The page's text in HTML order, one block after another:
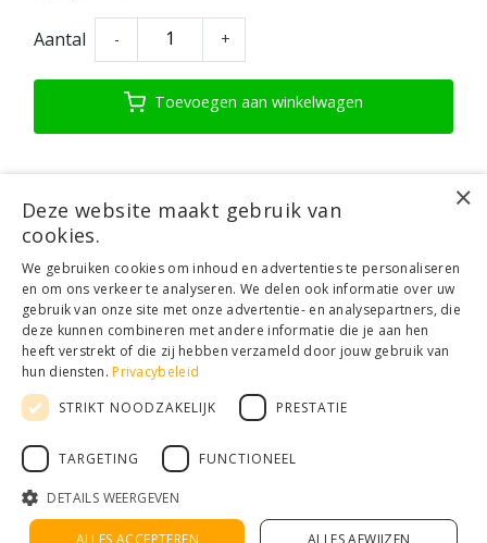
Aantal - +
Toevoegen aan winkelwagen
Product informatie
Klantenservice
Mijn account
Categorieën
Contactgegevens
© Copyright 2026 - Houthandel Schrijver | RealisatieLadsgo.online
×
Deze website maakt gebruik van
cookies.
We gebruiken cookies om inhoud en advertenties te personaliseren
en om ons verkeer te analyseren. We delen ook informatie over uw
gebruik van onze site met onze advertentie- en analysepartners, die
deze kunnen combineren met andere informatie die je aan hen
heeft verstrekt of die zij hebben verzameld door jouw gebruik van
hun diensten.Privacybeleid
STRIKT NOODZAKELIJK
PRESTATIE
TARGETING FUNCTIONEEL
DETAILS WEERGEVEN
ALLES ACCEPTEREN ALLES AFWIJZEN